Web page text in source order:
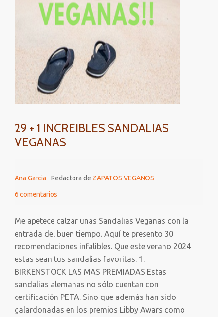
29 + 1 INCREIBLES SANDALIAS
VEGANAS
Ana Garcia Redactora de ZAPATOS VEGANOS
6 comentarios
Me apetece calzar unas Sandalias Veganas con la
entrada del buen tiempo. Aquí te presento 30
recomendaciones infalibles. Que este verano 2024
estas sean tus sandalias favoritas. 1.
BIRKENSTOCK LAS MAS PREMIADAS Estas
sandalias alemanas no sólo cuentan con
certificación PETA. Sino que además han sido
galardonadas en los premios Libby Awars como